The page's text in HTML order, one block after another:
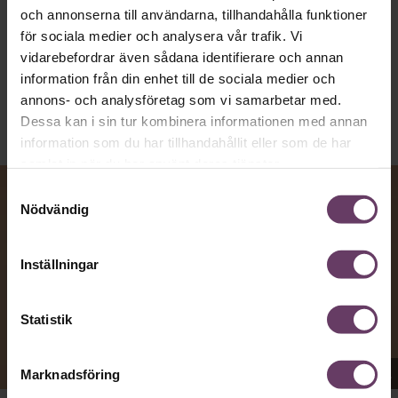
och annonserna till användarna, tillhandahålla funktioner
för sociala medier och analysera vår trafik. Vi
vidarebefordrar även sådana identifierare och annan
information från din enhet till de sociala medier och
annons- och analysföretag som vi samarbetar med.
Dessa kan i sin tur kombinera informationen med annan
information som du har tillhandahållit eller som de har
Nödvändig
Inställningar
Statistik
Marknadsföring
Kommunikation
Text:
Fredrik Kullberg
Publicerad2026-08-07
Appen Sinceerly imiterar vd:ars kortfattade språk.